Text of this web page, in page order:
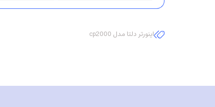
اینورتر دلتا مدل cp2000